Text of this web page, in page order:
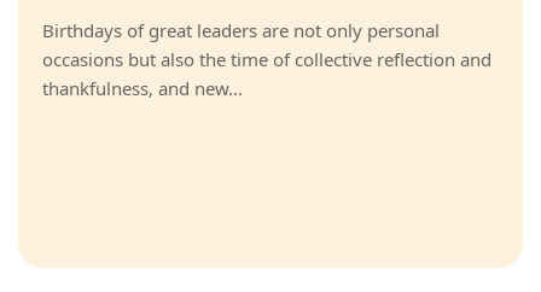
Birthdays of great leaders are not only personal
occasions but also the time of collective reflection and
thankfulness, and new...